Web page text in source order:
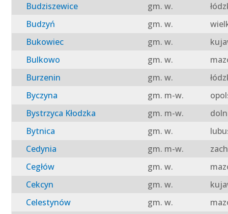
Budziszewice
gm. w.
Budzyń
gm. w.
Bukowiec
gm. w.
Bulkowo
gm. w.
Burzenin
gm. w.
Byczyna
gm. m-w.
Bystrzyca Kłodzka
gm. m-w.
Bytnica
gm. w.
Cedynia
gm. m-w.
Cegłów
gm. w.
Cekcyn
gm. w.
Celestynów
gm. w.